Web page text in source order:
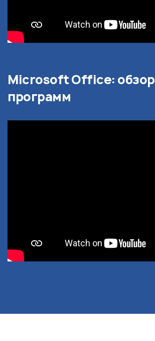
Microsoft Office: обзор
программ